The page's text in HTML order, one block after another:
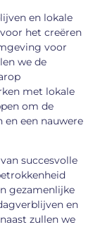
en lokale
het creëren
voor
we de
met lokale
om de
een nauwere
succesvolle
gezamenlijke
en
zullen we